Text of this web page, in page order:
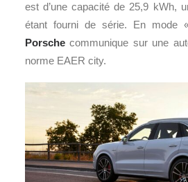
est d’une capacité de 25,9 kWh,
étant fourni de série. En mode
Porsche communique sur une
norme EAER city.